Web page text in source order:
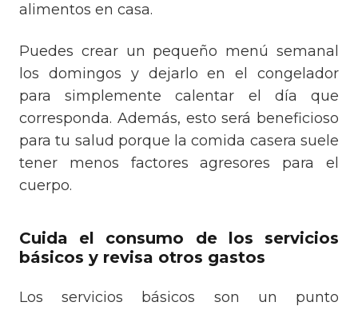
alimentos en casa.
Puedes crear un pequeño menú semanal
los domingos y dejarlo en el congelador
para simplemente calentar el día que
corresponda. Además, esto será beneficioso
para tu salud porque la comida casera suele
tener menos factores agresores para el
cuerpo.
Cuida el consumo de los servicios
básicos y revisa otros gastos
Los servicios básicos son un punto